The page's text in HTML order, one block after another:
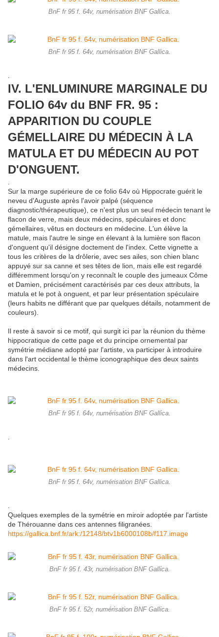
BnF fr 95 f. 64v, numérisation BNF Gallica.
BnF fr 95 f. 64v, numérisation BNF Gallica.
IV. L'ENLUMINURE MARGINALE DU
FOLIO 64v du BNF FR. 95 :
APPARITION DU COUPLE
GÉMELLAIRE DU MÉDECIN À LA
MATULA ET DU MÉDECIN AU POT
D'ONGUENT.
Sur la marge supérieure de ce folio 64v où Hippocrate guérit le
neveu d'Auguste après l'avoir palpé (séquence
diagnostic/thérapeutique), ce n'est plus un seul médecin tenant le
flacon de verre, mais deux médecins, spéculaires et donc
gémellaires, vêtus en docteurs en médecine. L'un élève la
matule, mais l'autre le singe en élevant à la lumière son flacon
d'onguent qu'il désigne doctement de l'index. Cette vignette a
tous les critères de la drôlerie, avec ses ailes, son chien blanc
appuyé sur sa canne et ses têtes de lion, mais elle est regardé
différemment lorsqu'on y reconnaît le couple des jumeaux Côme
et Damien, précisément caractérisés par ces deux attributs, la
matula et le pot à onguent, et par leur présentation spéculaire
(leurs habits ne différant que par quelques détails, notamment de
couleurs).
Il reste à savoir si ce motif, qui surgit ici par la réunion du thème
hippocratique de cette page et du principe ornemental par
symétrie médiane adopté par l'artiste, va participer à introduire
dans l'art occidental le thème iconographique des deux saints
médecins.
BnF fr 95 f. 64v, numérisation BNF Gallica.
BnF fr 95 f. 64v, numérisation BNF Gallica.
Quelques exemples de la symétrie en miroir adoptée par l'artiste
de Thérouanne dans ces antennes filigranées.
https://gallica.bnf.fr/ark:/12148/btv1b6000108b/f117.image
BnF fr 95 f. 43r, numérisation BNF Gallica.
BnF fr 95 f. 52r, numérisation BNF Gallica.